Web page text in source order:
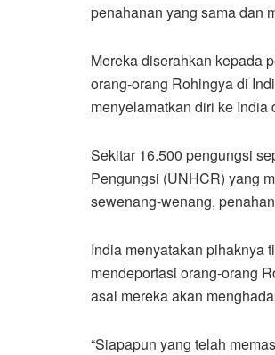
penahanan yang sama dan
Mereka diserahkan kepada
orang-orang Rohingya di
menyelamatkan diri ke India
Sekitar 16.500 pengungsi
Pengungsi (UNHCR) yang
sewenang-wenang,
India menyatakan pihaknya
mendeportasi orang-orang
asal mereka akan
“Siapapun yang telah